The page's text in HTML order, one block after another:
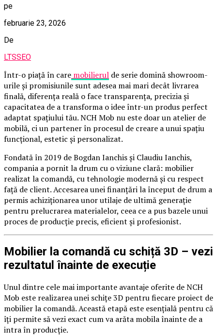
pe
februarie 23, 2026
De
LTSSEO
Într-o piață în care mobilierul de serie domină showroom-
urile și promisiunile sunt adesea mai mari decât livrarea
finală, diferența reală o face transparența, precizia și
capacitatea de a transforma o idee într-un produs perfect
adaptat spațiului tău. NCH Mob nu este doar un atelier de
mobilă, ci un partener în procesul de creare a unui spațiu
funcțional, estetic și personalizat.
Fondată în 2019 de Bogdan Ianchis și Claudiu Ianchis,
compania a pornit la drum cu o viziune clară: mobilier
realizat la comandă, cu tehnologie modernă și cu respect
față de client. Accesarea unei finanțări la început de drum a
permis achiziționarea unor utilaje de ultimă generație
pentru prelucrarea materialelor, ceea ce a pus bazele unui
proces de producție precis, eficient și profesionist.
Mobilier la comandă cu schiță 3D – vezi
rezultatul înainte de execuție
Unul dintre cele mai importante avantaje oferite de NCH
Mob este realizarea unei schițe 3D pentru fiecare proiect de
mobilier la comandă. Această etapă este esențială pentru că
îți permite să vezi exact cum va arăta mobila înainte de a
intra în producție.